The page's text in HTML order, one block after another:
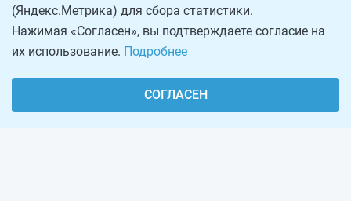
(Яндекс.Метрика) для сбора статистики.
Нажимая «Согласен», вы подтверждаете согласие на
их использование. Подробнее
СОГЛАСЕН